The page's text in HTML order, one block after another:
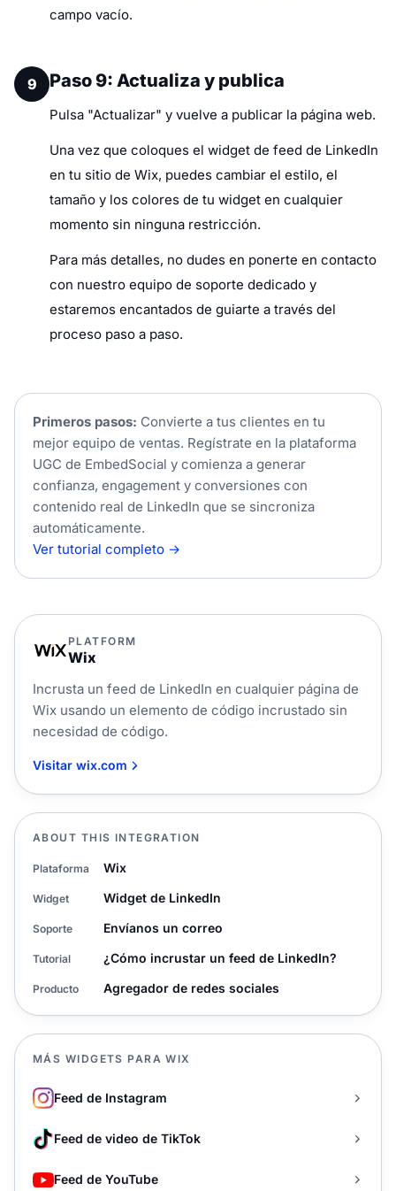
campo vacío.
9 Paso 9: Actualiza y publica
Pulsa "Actualizar" y vuelve a publicar la página web.
Una vez que coloques el widget de feed de LinkedIn
en tu sitio de Wix, puedes cambiar el estilo, el
tamaño y los colores de tu widget en cualquier
momento sin ninguna restricción.
Para más detalles, no dudes en ponerte en contacto
con nuestro equipo de soporte dedicado y
estaremos encantados de guiarte a través del
proceso paso a paso.
Primeros pasos: Convierte a tus clientes en tu
mejor equipo de ventas. Regístrate en la plataforma
UGC de EmbedSocial y comienza a generar
confianza, engagement y conversiones con
contenido real de LinkedIn que se sincroniza
automáticamente.
Ver tutorial completo →
PLATFORM
Wix
Incrusta un feed de LinkedIn en cualquier página de
Wix usando un elemento de código incrustado sin
necesidad de código.
Visitar wix.com
ABOUT THIS INTEGRATION
Plataforma Wix
Widget Widget de LinkedIn
Soporte Envíanos un correo
Tutorial ¿Cómo incrustar un feed de LinkedIn?
Producto Agregador de redes sociales
MÁS WIDGETS PARA WIX
Feed de Instagram
Feed de video de TikTok
Feed de YouTube